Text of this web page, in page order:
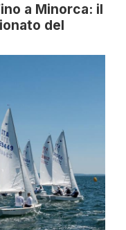
a Minorca: il
del